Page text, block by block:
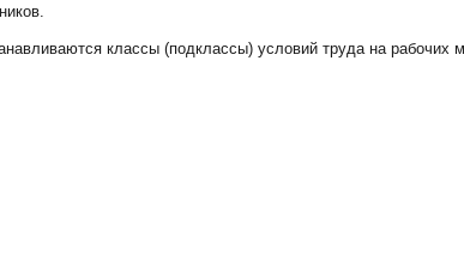
классы (подклассы) условий труда на рабочих